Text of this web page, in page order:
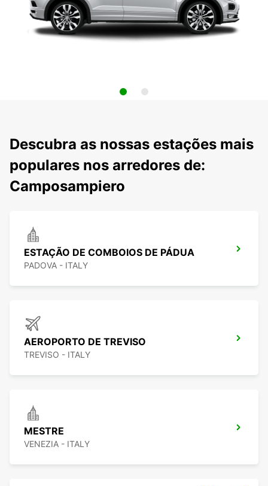
Descubra as nossas estações mais
populares nos arredores de:
Camposampiero
ESTAÇÃO DE COMBOIOS DE PÁDUA
PADOVA - ITALY
AEROPORTO DE TREVISO
TREVISO - ITALY
MESTRE
VENEZIA - ITALY